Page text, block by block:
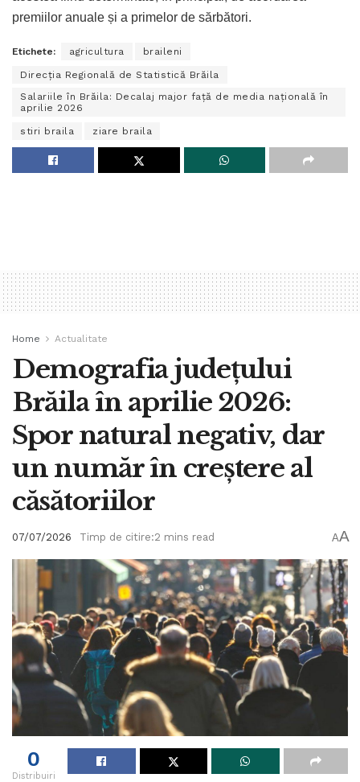
premiilor anuale și a primelor de sărbători.
Etichete: agricultura braileni
Direcția Regională de Statistică Brăila
Salariile în Brăila: Decalaj major față de media națională în
aprilie 2026
stiri braila ziare braila
Home Actualitate
Demografia județului
Brăila în aprilie 2026:
Spor natural negativ, dar
un număr în creștere al
căsătoriilor
07/07/2026 Timp de citire:2 mins read AA
0
Distribuiri